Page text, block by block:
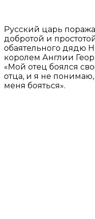
Русский царь
добротой и
обаятельного дядю
королем Англии
«Мой отец боялся
отца, и я не
меня бояться».